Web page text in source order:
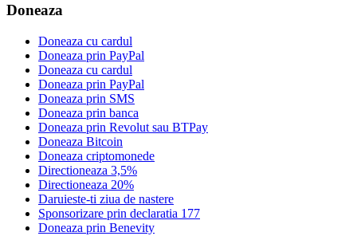
Doneaza
Doneaza cu cardul
Doneaza prin PayPal
Doneaza cu cardul
Doneaza prin PayPal
Doneaza prin SMS
Doneaza prin banca
Doneaza prin Revolut sau BTPay
Doneaza Bitcoin
Doneaza criptomonede
Directioneaza 3,5%
Directioneaza 20%
Daruieste-ti ziua de nastere
Sponsorizare prin declaratia 177
Doneaza prin Benevity